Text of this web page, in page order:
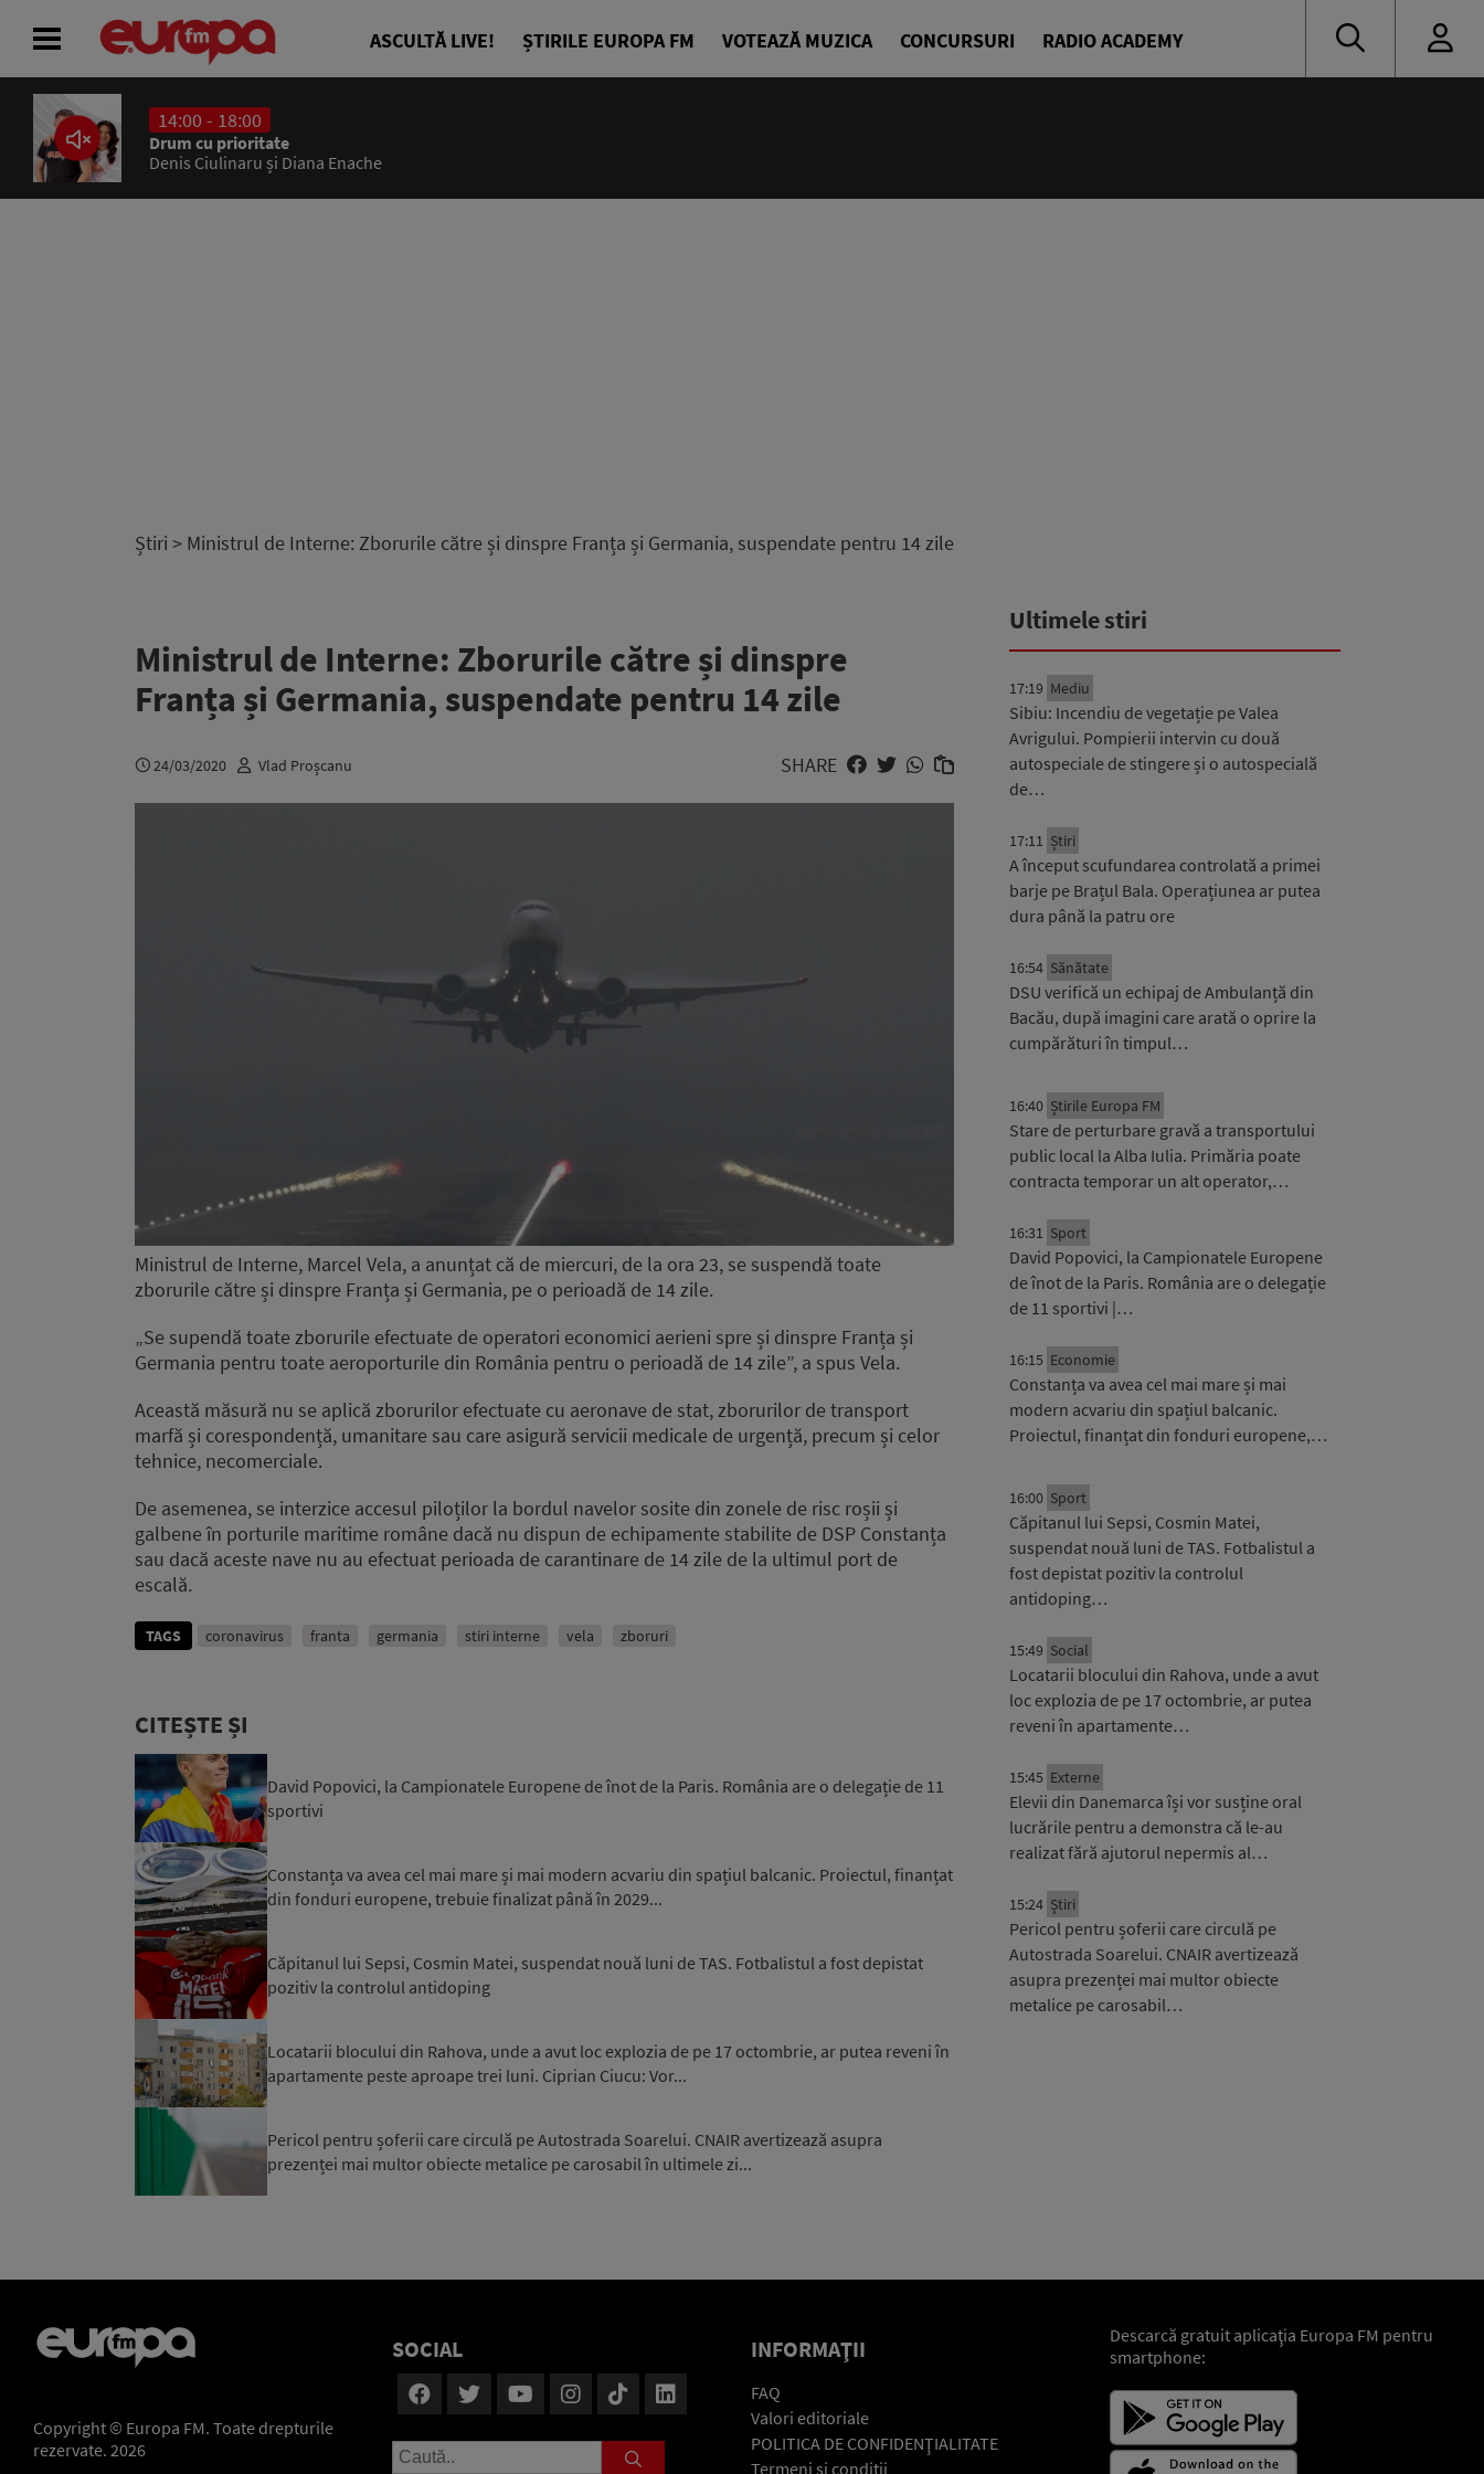
ASCULTĂ LIVE! ȘTIRILE EUROPA FM VOTEAZĂ MUZICA CONCURSURI RADIO ACADEMY
14:00 - 18:00
Drum cu prioritate
Denis Ciulinaru și Diana Enache
Știri > Ministrul de Interne: Zborurile către și dinspre Franța și Germania, suspendate pentru 14 zile
Ministrul de Interne: Zborurile către și dinspre
Franța și Germania, suspendate pentru 14 zile
24/03/2020 Vlad Proșcanu SHARE
Ministrul de Interne, Marcel Vela, a anunțat că de miercuri, de la ora 23, se suspendă toate
zborurile către și dinspre Franța și Germania, pe o perioadă de 14 zile.
„Se supendă toate zborurile efectuate de operatori economici aerieni spre și dinspre Franța și
Germania pentru toate aeroporturile din România pentru o perioadă de 14 zile”, a spus Vela.
Această măsură nu se aplică zborurilor efectuate cu aeronave de stat, zborurilor de transport
marfă și corespondență, umanitare sau care asigură servicii medicale de urgență, precum și celor
tehnice, necomerciale.
De asemenea, se interzice accesul piloților la bordul navelor sosite din zonele de risc roșii și
galbene în porturile maritime române dacă nu dispun de echipamente stabilite de DSP Constanța
sau dacă aceste nave nu au efectuat perioada de carantinare de 14 zile de la ultimul port de
escală.
TAGS coronavirus franta germania stiri interne vela zboruri
CITEȘTE ȘI
David Popovici, la Campionatele Europene de înot de la Paris. România are o delegație de 11
sportivi
Constanța va avea cel mai mare și mai modern acvariu din spațiul balcanic. Proiectul, finanțat
din fonduri europene, trebuie finalizat până în 2029...
Căpitanul lui Sepsi, Cosmin Matei, suspendat nouă luni de TAS. Fotbalistul a fost depistat
pozitiv la controlul antidoping
Locatarii blocului din Rahova, unde a avut loc explozia de pe 17 octombrie, ar putea reveni în
apartamente peste aproape trei luni. Ciprian Ciucu: Vor...
Pericol pentru șoferii care circulă pe Autostrada Soarelui. CNAIR avertizează asupra
prezenței mai multor obiecte metalice pe carosabil în ultimele zi...
Ultimele stiri
17:19 Mediu
Sibiu: Incendiu de vegetație pe Valea
Avrigului. Pompierii intervin cu două
autospeciale de stingere și o autospecială
de…
17:11 Știri
A început scufundarea controlată a primei
barje pe Brațul Bala. Operațiunea ar putea
dura până la patru ore
16:54 Sănătate
DSU verifică un echipaj de Ambulanță din
Bacău, după imagini care arată o oprire la
cumpărături în timpul…
16:40 Știrile Europa FM
Stare de perturbare gravă a transportului
public local la Alba Iulia. Primăria poate
contracta temporar un alt operator,…
16:31 Sport
David Popovici, la Campionatele Europene
de înot de la Paris. România are o delegație
de 11 sportivi |…
16:15 Economie
Constanța va avea cel mai mare și mai
modern acvariu din spațiul balcanic.
Proiectul, finanțat din fonduri europene,…
16:00 Sport
Căpitanul lui Sepsi, Cosmin Matei,
suspendat nouă luni de TAS. Fotbalistul a
fost depistat pozitiv la controlul
antidoping…
15:49 Social
Locatarii blocului din Rahova, unde a avut
loc explozia de pe 17 octombrie, ar putea
reveni în apartamente…
15:45 Externe
Elevii din Danemarca își vor susține oral
lucrările pentru a demonstra că le-au
realizat fără ajutorul nepermis al…
15:24 Știri
Pericol pentru șoferii care circulă pe
Autostrada Soarelui. CNAIR avertizează
asupra prezenței mai multor obiecte
metalice pe carosabil…
Copyright © Europa FM. Toate drepturile
rezervate. 2026
SOCIAL INFORMAŢII
FAQ
Valori editoriale
POLITICA DE CONFIDENŢIALITATE
Termeni şi condiţii
Descarcă gratuit aplicaţia Europa FM pentru
smartphone:
ACASĂ
ȘTIRI